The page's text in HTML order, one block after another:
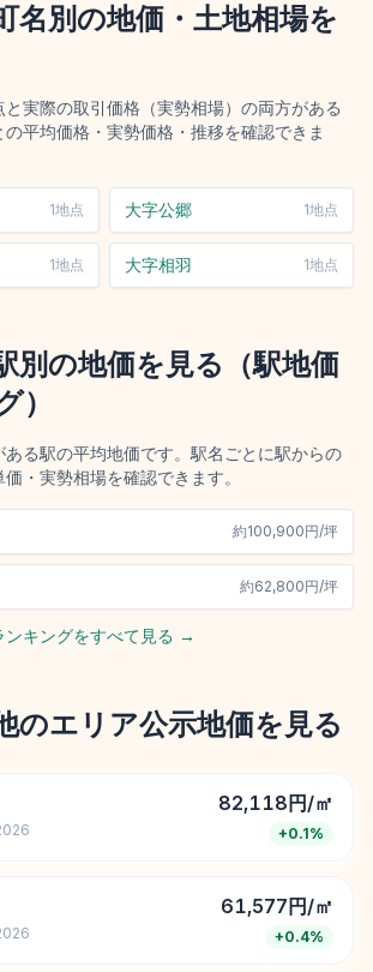
名別の地価・土地相場を
実際の取引価格（実勢相場）の両方がある
平均価格・実勢価格・推移を確認できま
1地点 大字公郷 1地点
1地点 大字相羽 1地点
別の地価を見る（駅地価
）
ある駅の平均地価です。駅名ごとに駅からの
・実勢相場を確認できます。
約100,900円/坪
約62,800円/坪
ンキングをすべて見る →
のエリア公示地価を見る
82,118円/㎡
+0.1%
61,577円/㎡
+0.4%